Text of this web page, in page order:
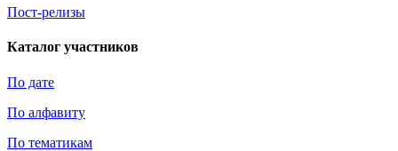
Пост-релизы
Каталог участников
По дате
По алфавиту
По тематикам